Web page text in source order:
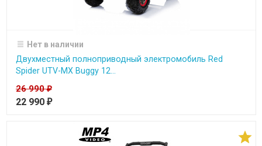
Нет в наличии
Двухместный полноприводный электромобиль Red
Spider UTV-MX Buggy 12...
26 990₽
22 990 ₽
